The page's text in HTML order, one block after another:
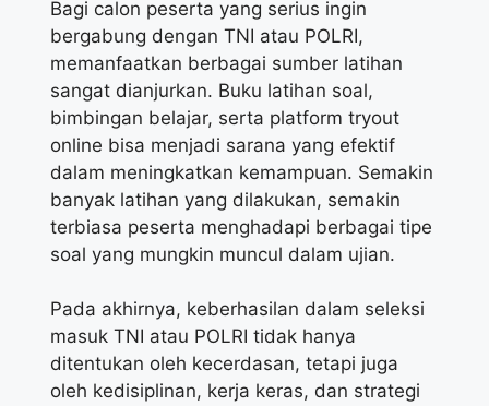
Bagi calon peserta yang serius ingin
bergabung dengan TNI atau POLRI,
memanfaatkan berbagai sumber latihan
sangat dianjurkan. Buku latihan soal,
bimbingan belajar, serta platform tryout
online bisa menjadi sarana yang efektif
dalam meningkatkan kemampuan. Semakin
banyak latihan yang dilakukan, semakin
terbiasa peserta menghadapi berbagai tipe
soal yang mungkin muncul dalam ujian.
Pada akhirnya, keberhasilan dalam seleksi
masuk TNI atau POLRI tidak hanya
ditentukan oleh kecerdasan, tetapi juga
oleh kedisiplinan, kerja keras, dan strategi